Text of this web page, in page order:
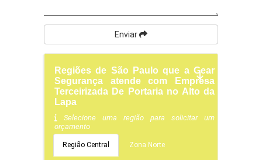
Enviar
Regiões de São Paulo que a Gear
Segurança atende com Empresa
Terceirizada De Portaria no Alto da
Lapa
Selecione uma região para solicitar um
orçamento
Região Central Zona Norte